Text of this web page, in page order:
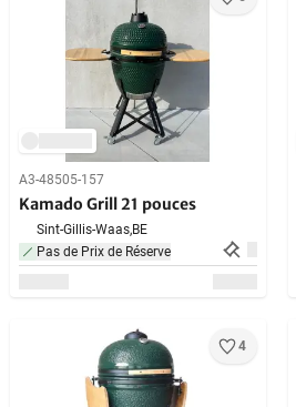
A3-48505-157
Kamado Grill 21 pouces
Sint-Gillis-Waas,BE
Pas de Prix de Réserve
4